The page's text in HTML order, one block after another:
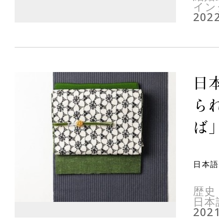
イ
日
ら
ば
日本
歴
日本